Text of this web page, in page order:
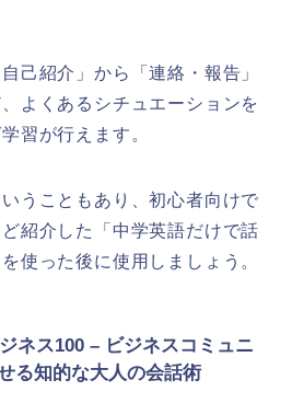
己紹介」から「連絡・報告」
よくあるシチュエーションを
習が行えます。
うこともあり、初心者向けで
紹介した「中学英語だけで話
使った後に使用しましょう。
ネス100 – ビジネスコミュニ
る知的な大人の会話術